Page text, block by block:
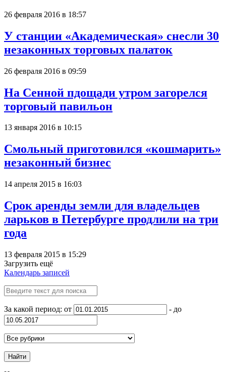
26 февраля 2016 в 18:57
У станции «Академическая» снесли 30
незаконных торговых палаток
26 февраля 2016 в 09:59
На Сенной пдощади утром загорелся
торговый павильон
13 января 2016 в 10:15
Смольный приготовился «кошмарить»
незаконный бизнес
14 апреля 2015 в 16:03
Срок аренды земли для владельцев
ларьков в Петербурге продлили на три
года
13 февраля 2015 в 15:29
Загрузить ещё
Календарь записей
За какой период: от - до
Найти